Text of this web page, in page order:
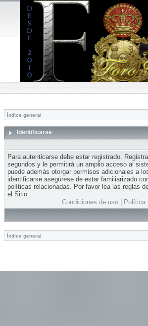
Índice general
Identificarse
Para autenticarse debe estar registrado.
segundos y le permitirá un amplio acceso al
puede además otorgar permisos adicionales a
identificarse asegúrese de estar familiarizado
políticas relacionadas. Por favor lea las reglas
el Sitio.
Condiciones de uso| Política
Índice general